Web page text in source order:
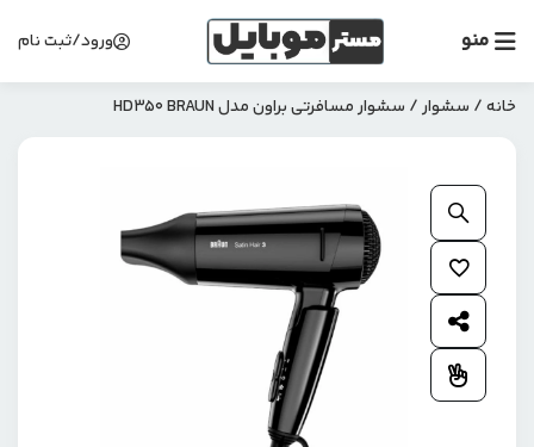
منو ورود/ثبت نام
خانه/ سشوار/ سشوار مسافرتی براون مدل HD350 BRAUN
بزرگنمایی محصول
افزودن به علاقمندی ها
اشتراک گذاری محصول
افزودن به مقایسه